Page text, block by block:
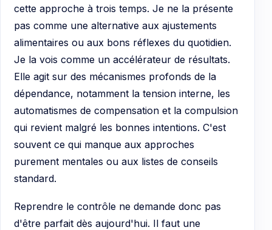
cette approche à trois temps. Je ne la présente
pas comme une alternative aux ajustements
alimentaires ou aux bons réflexes du quotidien.
Je la vois comme un accélérateur de résultats.
Elle agit sur des mécanismes profonds de la
dépendance, notamment la tension interne, les
automatismes de compensation et la compulsion
qui revient malgré les bonnes intentions. C'est
souvent ce qui manque aux approches
purement mentales ou aux listes de conseils
standard.
Reprendre le contrôle ne demande donc pas
d'être parfait dès aujourd'hui. Il faut une